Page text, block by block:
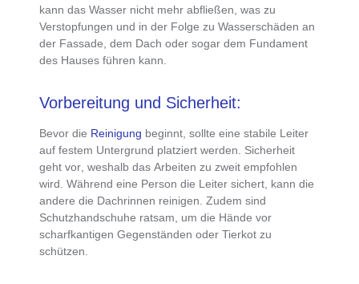
kann das Wasser nicht mehr abfließen , was zu
Verstopfungen und in der Folge zu Wasserschäden an
der Fassade, dem Dach oder sogar dem Fundament
des Hauses führen kann.
Vorbereitung und Sicherheit:
Bevor die Reinigung beginnt, sollte einestabile Leiter
auf festem Untergrund platziert werden. Sicherheit
geht vor, weshalb dasArbeiten zu zweit empfohlen
wird. Während eine Person die Leiter sichert, kann die
andere die Dachrinnen reinigen. Zudem sind
Schutzhandschuhe ratsam, um die Hände vor
scharfkantigen Gegenständen oder Tierkot zu
schützen.